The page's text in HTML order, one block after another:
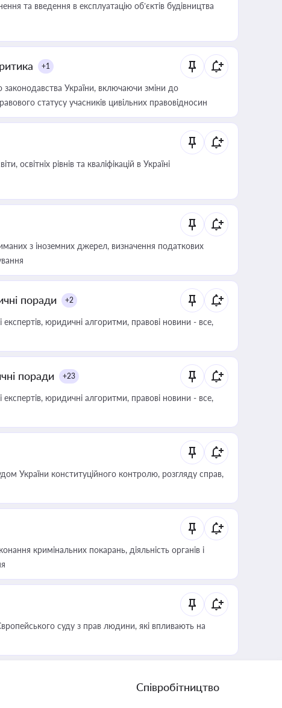
та введення в експлуатацію об’єктів будівництва
+1
України, включаючи зміни до
статусу учасників цивільних правовідносин
освітніх рівнів та кваліфікацій в Україні
з іноземних джерел, визначення податкових
поради +2
юридичні алгоритми, правові новини - все,
поради +23
юридичні алгоритми, правові новини - все,
України конституційного контролю, розгляду справ,
кримінальних покарань, діяльність органів і
суду з прав людини, які впливають на
Співробітництво